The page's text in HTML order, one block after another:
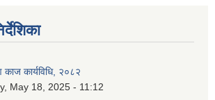
कार्यविधि, २०८२
May 18, 2025 - 11:12